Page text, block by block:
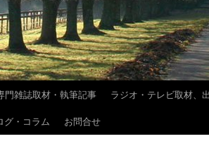
門雑誌取材・執筆記事 ラジオ・テレビ取材、
グ・コラム お問合せ